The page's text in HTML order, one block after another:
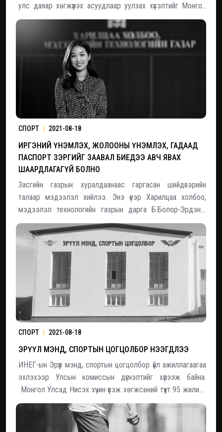
улс даяар хөгжүүлэх асуудлаар уулзах хүсэлтийг Монгол
Улсын Ерөнхийлөгч У.Хүрэлсүх 2021 оны 8 сарын 18-ны
өдөр хүлээн авч, уулзалт хийлээ. Уулзалтад АХБХ-ны Дэд
Ерөнхийлөгч, МХБ
СПОРТ 2021-08-18
ИРГЭНИЙ ҮНЭМЛЭХ, ЖОЛООНЫ ҮНЭМЛЭХ, ГАДААД
ПАСПОРТ ЗЭРГИЙГ ЗААВАЛ БИЕДЭЭ АВЧ ЯВАХ
ШААРДЛАГАГҮЙ БОЛНО
Засгийн газрын хуралдаанаас гаргасан шийдвэрийн
талаар мэдээлэл хийлээ. Энэ үеэр Харилцаа холбоо,
мэдээлэл технологийн газрын дарга Б.Болор-Эрдэнэ:
“E-Mongolia” 2 дахь хувилбараа гаргаж, үйлчилгээгээ
өргөжүүлж байна. Монгол улсын иргэн 12-15 төрлийн бичиг
баримттай байдаг
СПОРТ 2021-08-18
ЭРҮҮЛ МЭНД, СПОРТЫН ЦОГЦОЛБОР НЭЭГДЛЭЭ
ИНЕГ-ын Эрүүл мэнд, спортын цогцолбор үйл ажиллагаагаа
эхлэхээр Улсын комиссын дүгнэлтийг хүлээж байна.
Монгол Улсад Нисэх хүчин үүсэж хөгжсөний түүхт 95 жилийн
ойг тохиолдуулан ИНЕГ-аас салбарын ажилчдынхаа эрүүл
мэндэд томоохон хувь нэмэр оруулсан ажил болгож
бүтээн байгуулсан спорт цогцолб